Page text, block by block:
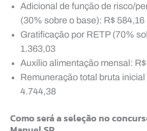
Adicional de função de risco/
(30% sobre o base): R$ 584,16
Gratificação por RETP (70%
1.363,03
Auxílio alimentação mensal:
Remuneração total bruta
4.744,38
Como será a seleção no